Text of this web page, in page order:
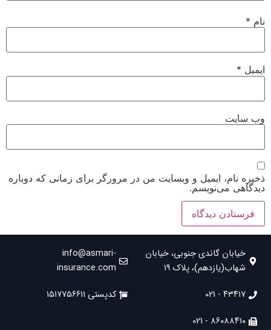
نام *
ایمیل *
وب‌ سایت
ذخیره نام، ایمیل و وبسایت من در مرورگر برای زمانی که دوباره
دیدگاهی می‌نویسم.
خیابان گاندی جنوبی، خیابان
شهاب(یازدهم)، پلاک ۱۹
۴۳۴۱۷ - 021
۸۶۰۸۸۴۱۰ - 021
info@asmari-
insurance.com
کدپستی ۱۵۱۷۷۵۶۶۱۱